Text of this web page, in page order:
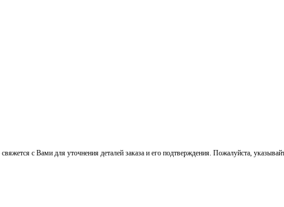
с Вами для уточнения деталей заказа и его подтверждения. Пожалуйста,